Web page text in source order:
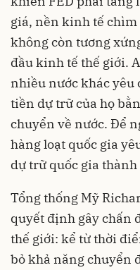
giá, nền kinh tế
không còn tương
đầu kinh tế thế giới.
nhiều nước khác
tiền dự trữ của họ
chuyển về nước. Để
hàng loạt quốc gia
dự trữ quốc gia
Tổng thống Mỹ
quyết định gây chấn
thế giới: kể từ thời
bỏ khả năng chuyển